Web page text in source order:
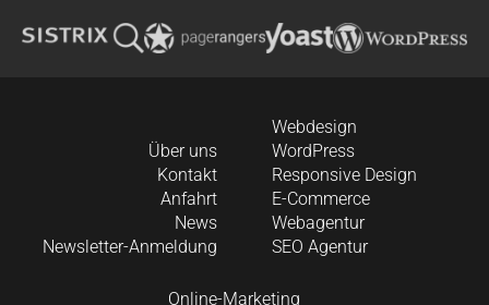
Über uns
Kontakt
Anfahrt
News
Newsletter-Anmeldung
Webdesign
WordPress
Responsive Design
E-Commerce
Webagentur
SEO Agentur
Online-Marketing